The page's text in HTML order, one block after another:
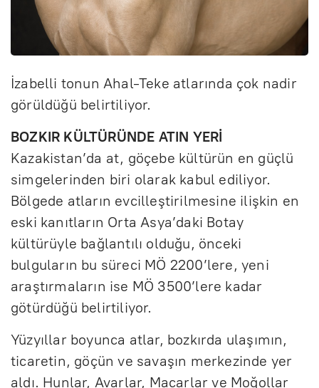
İzabelli tonun Ahal-Teke atlarında çok nadir
görüldüğü belirtiliyor.
BOZKIR KÜLTÜRÜNDE ATIN YERİ
Kazakistan’da at, göçebe kültürün en güçlü
simgelerinden biri olarak kabul ediliyor.
Bölgede atların evcilleştirilmesine ilişkin en
eski kanıtların Orta Asya’daki Botay
kültürüyle bağlantılı olduğu, önceki
bulguların bu süreci MÖ 2200’lere, yeni
araştırmaların ise MÖ 3500’lere kadar
götürdüğü belirtiliyor.
Yüzyıllar boyunca atlar, bozkırda ulaşımın,
ticaretin, göçün ve savaşın merkezinde yer
aldı. Hunlar, Avarlar, Macarlar ve Moğollar